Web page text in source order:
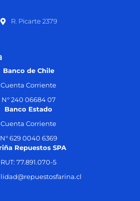
R. Picarte 2379
Banco de Chile
Cuenta Corriente
N° 240 06684 07
Banco Estado
Cuenta Corriente
N° 629 0040 6369
Repuestos SPA
RUT: 77.891.070-5